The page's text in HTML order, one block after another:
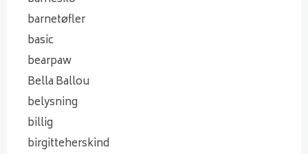
barnetøfler
basic
bearpaw
Bella Ballou
belysning
billig
birgitteherskind